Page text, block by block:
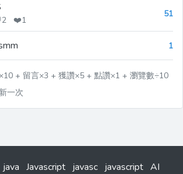
❤️1
51
1
+ 留言×3 + 獲讚×5 + 點讚×1 + 瀏覽數÷10
一次
java Javascript javasc javascript AI